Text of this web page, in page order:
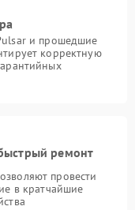
и прошедшие
корректную
ремонт
провести
в кратчайшие